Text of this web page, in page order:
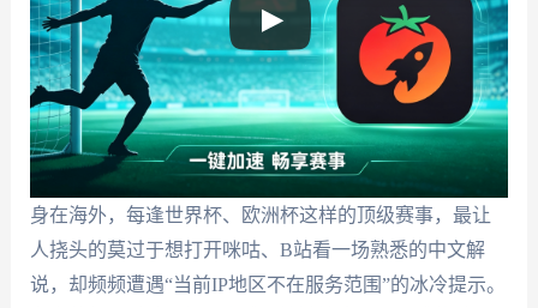
身在海外，每逢世界杯、欧洲杯这样的顶级赛事，最让
人挠头的莫过于想打开咪咕、B站看一场熟悉的中文解
说，却频频遭遇“当前IP地区不在服务范围”的冰冷提示。